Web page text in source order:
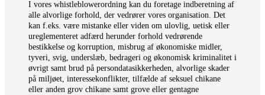
I vores whistleblowerordning kan du foretage indberetning af
alle alvorlige forhold, der vedrører vores organisation. Det
kan f.eks. være mistanke eller viden om ulovlig, uetisk eller
ureglementeret adfærd herunder forhold vedrørende
bestikkelse og korruption, misbrug af økonomiske midler,
tyveri, svig, underslæb, bedrageri og økonomisk kriminalitet i
øvrigt samt brud på persondatasikkerheden, alvorlige skader
på miljøet, interessekonflikter, tilfælde af seksuel chikane
eller anden grov chikane samt grove eller gentagne